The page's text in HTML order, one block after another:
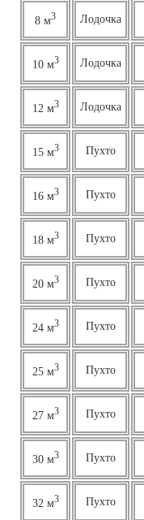
8 м3 Лодочка
10 м3 Лодочка
12 м3 Лодочка
15 м3 Пухто
16 м3 Пухто
18 м3 Пухто
20 м3 Пухто
24 м3 Пухто
25 м3 Пухто
27 м3 Пухто
30 м3 Пухто
32 м3 Пухто